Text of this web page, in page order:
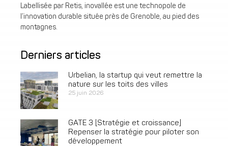
Labellisée par Retis, inovallée est une technopole de
l’innovation durable située près de Grenoble, au pied des
montagnes.
Derniers articles
Urbelian, la startup qui veut remettre la
nature sur les toits des villes
25 juin 2026
GATE 3 [Stratégie et croissance]
Repenser la stratégie pour piloter son
développement